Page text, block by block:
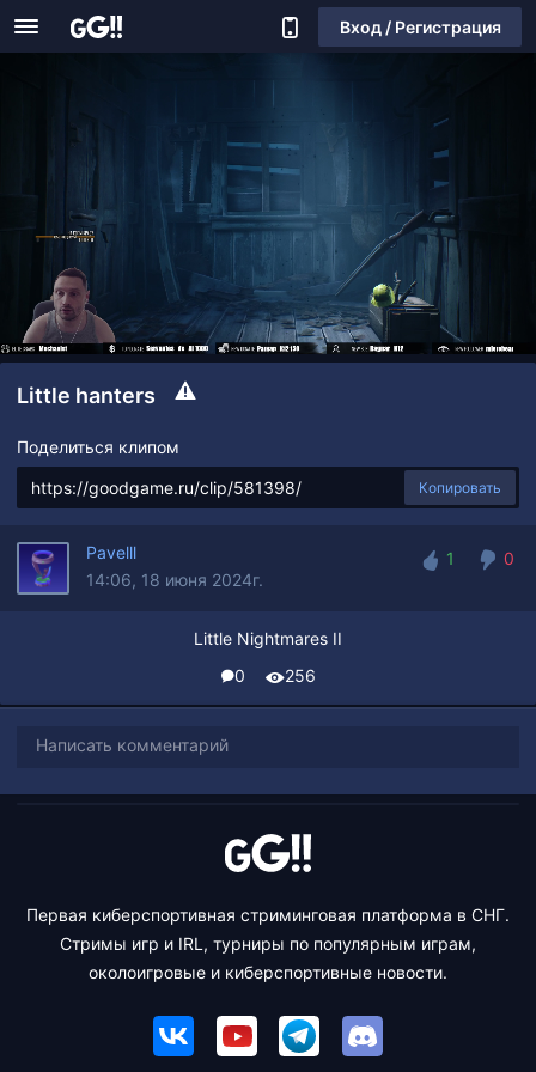
Вход / Регистрация
Little hanters
Поделиться клипом
Копировать
Pavelll
14:06, 18 июня 2024г.
1
0
Little Nightmares II
0
256
Написать комментарий
Первая киберспортивная стриминговая платформа в СНГ.
Стримы игр и IRL, турниры по популярным играм,
околоигровые и киберспортивные новости.